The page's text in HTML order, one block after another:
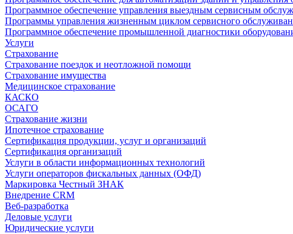
Программное обеспечение управления выездным сервисным
Программы управления жизненным циклом сервисного
Программное обеспечение промышленной диагностики
Услуги
Страхование
Страхование поездок и неотложной помощи
Страхование имущества
Медицинское страхование
КАСКО
ОСАГО
Страхование жизни
Ипотечное страхование
Сертификация продукции, услуг и организаций
Сертификация организаций
Услуги в области информационных технологий
Услуги операторов фискальных данных (ОФД)
Маркировка Честный ЗНАК
Внедрение CRM
Веб-разработка
Деловые услуги
Юридические услуги